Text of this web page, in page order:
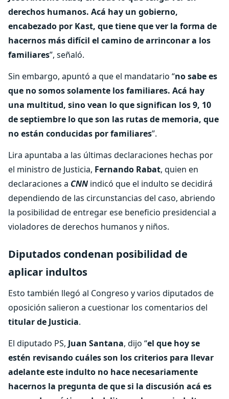
derechos humanos. Acá hay un gobierno,
encabezado por Kast, que tiene que ver la forma de
hacernos más difícil el camino de arrinconar a los
familiares”, señaló.
Sin embargo, apuntó a que el mandatario “no sabe es
que no somos solamente los familiares. Acá hay
una multitud, sino vean lo que significan los 9, 10
de septiembre lo que son las rutas de memoria, que
no están conducidas por familiares”.
Lira apuntaba a las últimas declaraciones hechas por
el ministro de Justicia, Fernando Rabat, quien en
declaraciones a CNN indicó que el indulto se decidirá
dependiendo de las circunstancias del caso, abriendo
la posibilidad de entregar ese beneficio presidencial a
violadores de derechos humanos y niños.
Diputados condenan posibilidad de
aplicar indultos
Esto también llegó al Congreso y varios diputados de
oposición salieron a cuestionar los comentarios del
titular de Justicia.
El diputado PS, Juan Santana, dijo “el que hoy se
estén revisando cuáles son los criterios para llevar
adelante este indulto no hace necesariamente
hacernos la pregunta de que si la discusión acá es